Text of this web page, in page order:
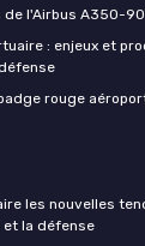
de l'Airbus A350-
: enjeux et
rouge
les nouvelles
et la défense